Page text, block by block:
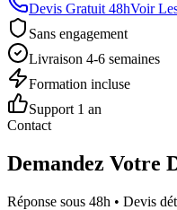
Devis Gratuit 48hVoir
Sans engagement
Livraison 4-6 semaines
Formation incluse
Support 1 an
Contact
Demandez Votre
Réponse sous 48h • Devis